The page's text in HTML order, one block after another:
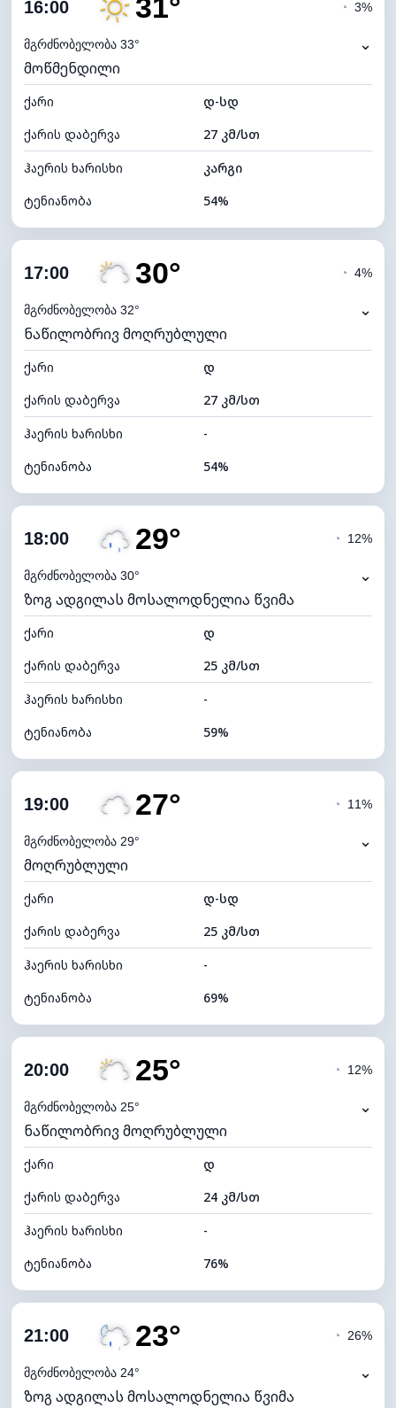
ნამის წერტილი
ხილვადობა
განათების ინდექსი 4 (მკრთალი)
ღრუბლის სიმაღლე 5280 მ
16:00 31°
მგრძნობელობა 33°
◔ 3%
⌄
მოწმენდილი
ქარი
დ-სდ
ქარის დაბერვა
27 კმ/სთ
ჰაერის ხარისხი
კარგი
ტენიანობა
54%
ღრუბლიანობა
ნამის წერტილი
ხილვადობა
10 კმ
განათების ინდექსი 7 (ნათელი)
ღრუბლის სიმაღლე 10480 მ
17:00 30°
მგრძნობელობა 32°
◔ 4%
⌄
ნაწილობრივ მოღრუბლული
ქარი
დ
ქარის დაბერვა
27 კმ/სთ
ჰაერის ხარისხი
-
ტენიანობა
54%
ღრუბლიანობა
ნამის წერტილი
ხილვადობა
10 კმ
განათების ინდექსი 7 (ნათელი)
ღრუბლის სიმაღლე 10000 მ
18:00 29°
მგრძნობელობა 30°
◔ 12%
⌄
ზოგ ადგილას მოსალოდნელია წვიმა
ქარი
დ
ქარის დაბერვა
25 კმ/სთ
ჰაერის ხარისხი
-
ტენიანობა
59%
ღრუბლიანობა
ნამის წერტილი
ხილვადობა
განათების ინდექსი 4 (მკრთალი)
ღრუბლის სიმაღლე 5520 მ
19:00 27°
მგრძნობელობა 29°
◔ 11%
⌄
მოღრუბლული
ქარი
დ-სდ
ქარის დაბერვა
25 კმ/სთ
ჰაერის ხარისხი
-
ტენიანობა
69%
ღრუბლიანობა
ნამის წერტილი
ხილვადობა
10 კმ
განათების ინდექსი 4 (მკრთალი)
ღრუბლის სიმაღლე 6880 მ
20:00 25°
მგრძნობელობა 25°
◔ 12%
⌄
ნაწილობრივ მოღრუბლული
ქარი
დ
ქარის დაბერვა
24 კმ/სთ
ჰაერის ხარისხი
-
ტენიანობა
76%
ღრუბლიანობა
ნამის წერტილი
ხილვადობა
10 კმ
21:00 23°
მგრძნობელობა 24°
◔ 26%
⌄
ზოგ ადგილას მოსალოდნელია წვიმა